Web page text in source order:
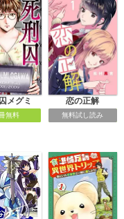
メグミ
無料
恋の正解
無料試し読み